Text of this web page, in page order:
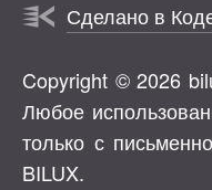
Сделано в
Copyright © 2026
Любое
только с
BILUX.